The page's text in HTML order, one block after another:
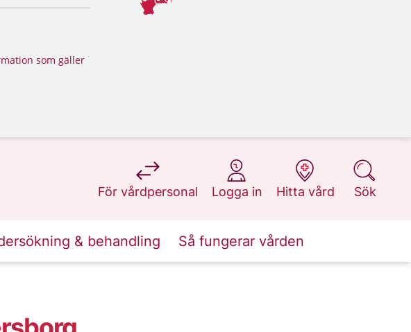
som gäller
För vårdpersonal
på 1177.se
Logga in
på 1177.se
Hitta vård
på 1177.se
Sök
på 1177.se
& behandling Så fungerar vården